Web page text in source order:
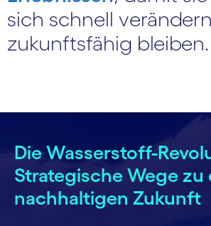
sich schnell
zukunftsfähig bleiben.
Die Wasserstoff-
Strategische Wege zu
nachhaltigen Zukunft